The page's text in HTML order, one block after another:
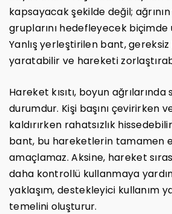
kapsayacak şekilde değil;
gruplarını hedefleyecek biçimde
Yanlış yerleştirilen bant, gereksiz
yaratabilir ve hareketi
Hareket kısıtı, boyun ağrılarında
durumdur. Kişi başını çevirirken
kaldırırken rahatsızlık
bant, bu hareketlerin tamamen
amaçlamaz. Aksine, hareket
daha kontrollü kullanmaya
yaklaşım, destekleyici kullanım
temelini oluşturur.